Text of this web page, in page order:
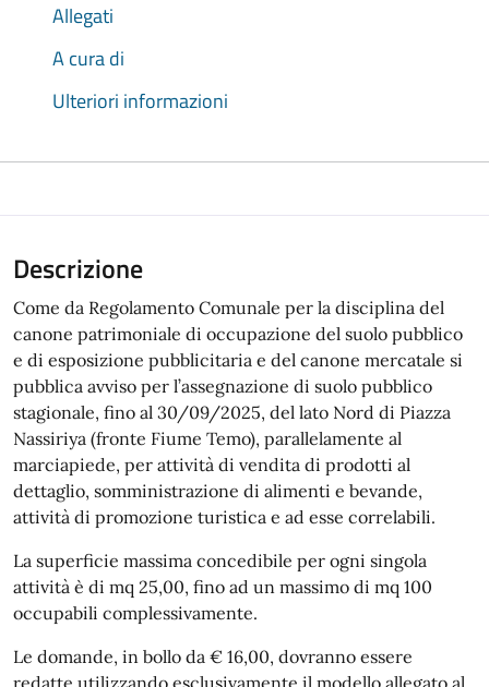
Allegati
A cura di
Ulteriori informazioni
Descrizione
Come da Regolamento Comunale per la disciplina del
canone patrimoniale di occupazione del suolo pubblico
e di esposizione pubblicitaria e del canone mercatale si
pubblica avviso per l’assegnazione di suolo pubblico
stagionale, fino al 30/09/2025, del lato Nord di Piazza
Nassiriya (fronte Fiume Temo), parallelamente al
marciapiede, per attività di vendita di prodotti al
dettaglio, somministrazione di alimenti e bevande,
attività di promozione turistica e ad esse correlabili.
La superficie massima concedibile per ogni singola
attività è di mq 25,00, fino ad un massimo di mq 100
occupabili complessivamente.
Le domande, in bollo da € 16,00, dovranno essere